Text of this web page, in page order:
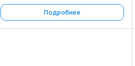
Подробнее